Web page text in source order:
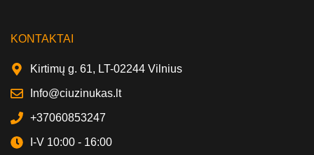
KONTAKTAI
Kirtimų g. 61, LT-02244 Vilnius
Info@ciuzinukas.lt
+37060853247
I-V 10:00 - 16:00